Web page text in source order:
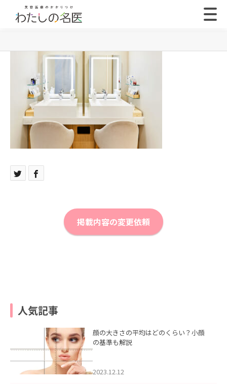
掲載内容の変更依頼
人気記事
顔の大きさの平均はどのくらい？小顔
の基準も解説
2023.12.12